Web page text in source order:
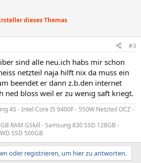
dieses Themas
#3
sind alle neu.ich habs mir schon
netzteil naja hilft nix da muss ein
beendet er dann z.b.den internet
ned bloss weil er zu wenig saft kriegt.
4S - Intel Core I5 9400F - 550W Netzteil OCZ -
RAM GSkill - Samsung 830 SSD 128GB -
SSD 500GB
oder registrieren, um hier zu antworten.